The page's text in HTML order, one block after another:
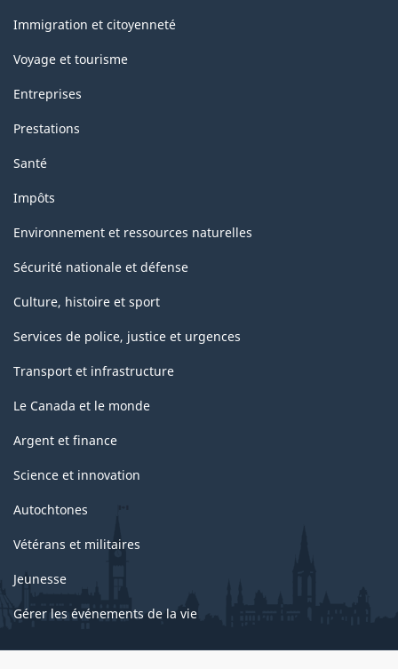
sujets
Immigration et citoyenneté
Voyage et tourisme
Entreprises
Prestations
Santé
Impôts
Environnement et ressources naturelles
Sécurité nationale et défense
Culture, histoire et sport
Services de police, justice et urgences
Transport et infrastructure
Le Canada et le monde
Argent et finance
Science et innovation
Autochtones
Vétérans et militaires
Jeunesse
Gérer les événements de la vie